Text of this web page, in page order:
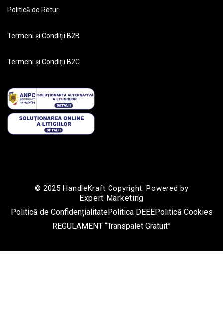
Politică de Retur
Termeni și Condiții B2B
Termeni și Condiții B2C
© 2025 HandleKraft Copyright. Powered by
Expert Marketing
Politică de ConfidențialitatePolitica DEEEPolitică Cookies
REGULAMENT “Transpalet Gratuit”